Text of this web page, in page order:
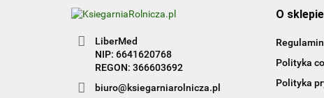
LiberMed
NIP: 6641620768
REGON: 366603692
biuro@ksiegarniarolnicza.pl
O sklepie
Regulamin
Polityka
Polityka